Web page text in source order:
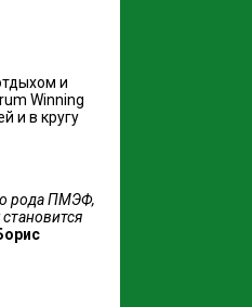
и
Winning
и в кругу
рода ПМЭФ,